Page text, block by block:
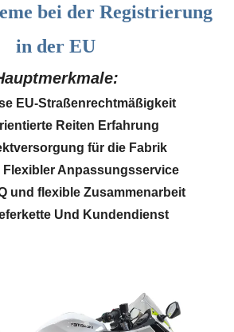
bei der Registrierung
in der EU
EU-Straßenrechtmäßigkeit
Reiten Erfahrung
für die Fabrik
Anpassungsservice
und flexible Zusammenarbeit
Und Kundendienst